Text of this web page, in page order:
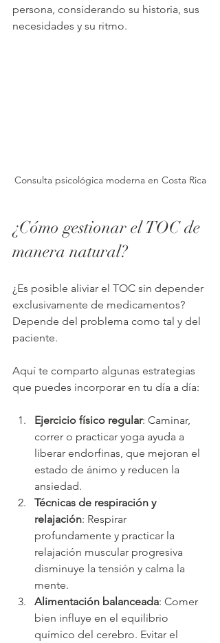
persona, considerando su historia, sus
necesidades y su ritmo.
Consulta psicológica moderna en Costa Rica
¿Cómo gestionar el TOC de
manera natural?
¿Es posible aliviar el TOC sin depender
exclusivamente de medicamentos?
Depende del problema como tal y del
paciente.
Aquí te comparto algunas estrategias
que puedes incorporar en tu día a día:
Ejercicio físico regular: Caminar,
correr o practicar yoga ayuda a
liberar endorfinas, que mejoran el
estado de ánimo y reducen la
ansiedad.
Técnicas de respiración y
relajación: Respirar
profundamente y practicar la
relajación muscular progresiva
disminuye la tensión y calma la
mente.
Alimentación balanceada: Comer
bien influye en el equilibrio
químico del cerebro. Evitar el